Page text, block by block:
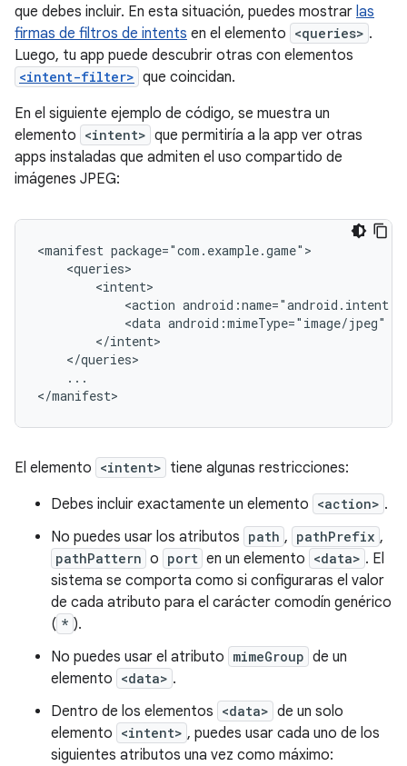
que debes incluir. En esta situación, puedes mostrar las
firmas de filtros de intents en el elemento <queries> .
Luego, tu app puede descubrir otras con elementos
<intent-filter> que coincidan.
En el siguiente ejemplo de código, se muestra un
elemento <intent> que permitiría a la app ver otras
apps instaladas que admiten el uso compartido de
imágenes JPEG:
<manifest
<action
<data android:mimeType="image/jpeg"
...
</manifest>
El elemento <intent> tiene algunas restricciones:
Debes incluir exactamente un elemento <action> .
No puedes usar los atributos path , pathPrefix ,
pathPattern o port en un elemento <data> . El
sistema se comporta como si configuraras el valor
de cada atributo para el carácter comodín genérico
( * ).
No puedes usar el atributo mimeGroup de un
elemento <data> .
Dentro de los elementos <data> de un solo
elemento <intent> , puedes usar cada uno de los
siguientes atributos una vez como máximo: